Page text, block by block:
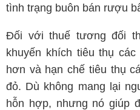
tình trạng buôn bán rượu
Đối với thuế tương đối
khuyến khích tiêu thụ
hơn và hạn chế tiêu thụ
đỏ. Dù không mang lại
hỗn hợp, nhưng nó giúp